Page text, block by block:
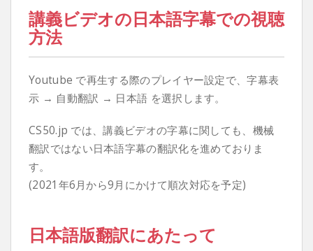
講義ビデオの日本語字幕での視聴
方法
Youtube で再生する際のプレイヤー設定で、字幕表
示 → 自動翻訳 → 日本語 を選択します。
CS50.jp では、講義ビデオの字幕に関しても、機械
翻訳ではない日本語字幕の翻訳化を進めておりま
す。
(2021年6月から9月にかけて順次対応を予定)
日本語版翻訳にあたって